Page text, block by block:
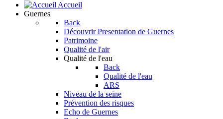
Accueil
Guernes
Back
Découvrir Presentation de Guernes
Patrimoine
Qualité de l'air
Qualité de l'eau
Back
Qualité de l'eau
ARS
Niveau de la seine
Prévention des risques
Echo de Guernes